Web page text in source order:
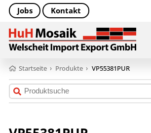
Jobs Kontakt
Startseite › Produkte › VP55381PUR